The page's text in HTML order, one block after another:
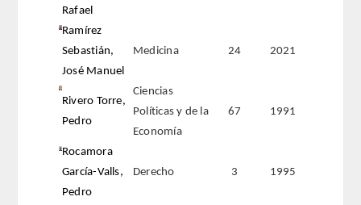
Rafael
Ramírez
Sebastián,
José Manuel
Medicina 24 2021
Rivero Torre,
Pedro
Ciencias
Políticas y de la
Economía
67 1991
Rocamora
García-Valls,
Pedro
Derecho 3 1995